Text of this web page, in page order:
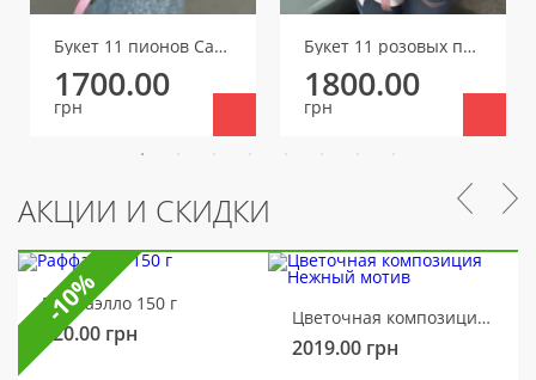
Букет 11 пионов Сара Бернар
1700.00
грн
Букет 11 розовых пионов
1800.00
грн
АКЦИИ И СКИДКИ
Раффаэлло 150 г
320.00 грн
Цветочная композиция Нежный мотив
2019.00 грн
-10%